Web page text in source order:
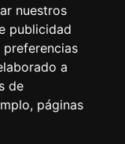
nuestros
publicidad
preferencias
a
de
páginas